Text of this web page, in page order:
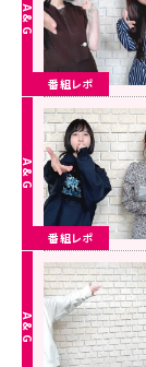
番組レポ
番組レポ